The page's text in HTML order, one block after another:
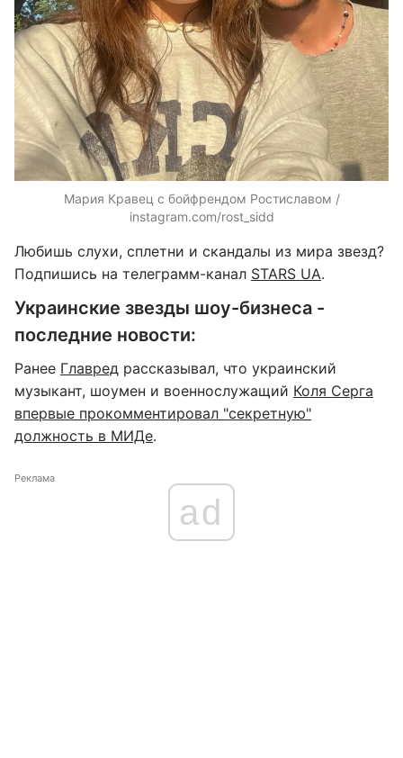
Мария Кравец с бойфрендом Ростиславом /
instagram.com/rost_sidd
Любишь слухи, сплетни и скандалы из мира звезд?
Подпишись на телеграмм-канал STARS UA.
Украинские звезды шоу-бизнеса -
последние новости:
Ранее Главред рассказывал, что украинский
музыкант, шоумен и военнослужащий Коля Серга
впервые прокомментировал "секретную"
должность в МИДе.
Реклама
ad